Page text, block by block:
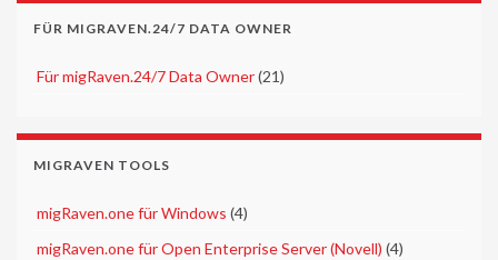
FÜR MIGRAVEN.24/7 DATA OWNER
Für migRaven.24/7 Data Owner(21)
MIGRAVEN TOOLS
migRaven.one für Windows (4)
migRaven.one für Open Enterprise Server (Novell) (4)